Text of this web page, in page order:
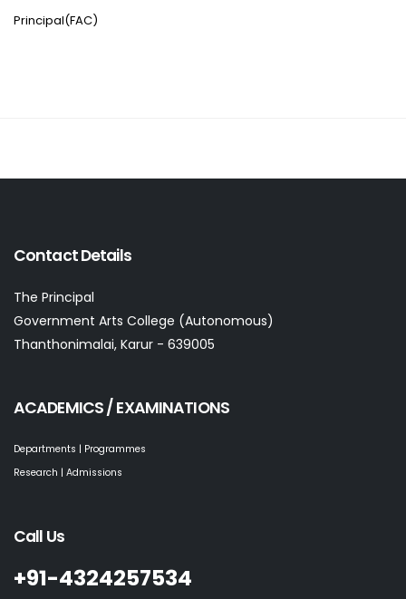
Principal(FAC)
Contact Details
The Principal
Government Arts College (Autonomous)
Thanthonimalai, Karur - 639005
ACADEMICS / EXAMINATIONS
Departments | Programmes
Research | Admissions
Call Us
+91-4324257534